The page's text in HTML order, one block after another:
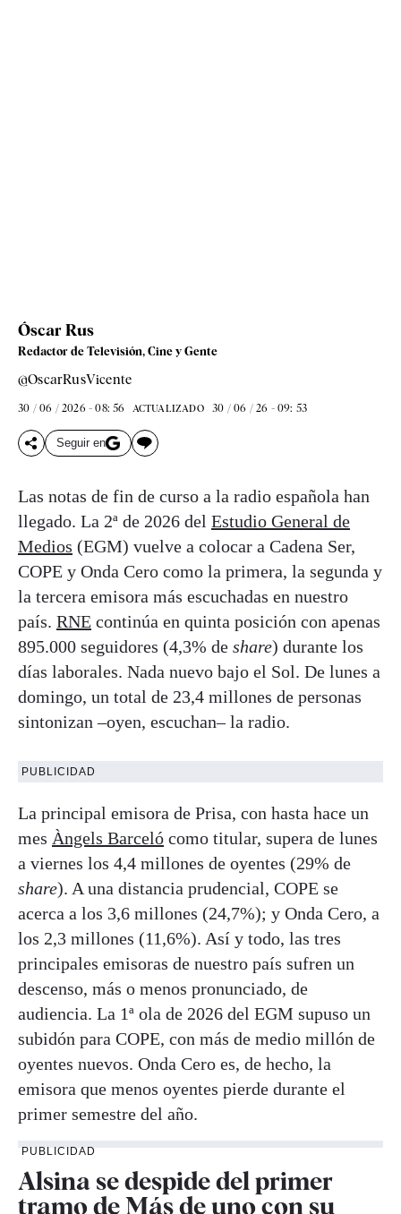
Óscar Rus
Redactor de Televisión, Cine y Gente
@OscarRusVicente
30 / 06 / 2026 - 08: 56 ACTUALIZADO 30 / 06 / 26 - 09: 53
Seguir en
Las notas de fin de curso a la radio española han
llegado. La 2ª de 2026 del Estudio General de
Medios (EGM) vuelve a colocar a Cadena Ser,
COPE y Onda Cero como la primera, la segunda y
la tercera emisora más escuchadas en nuestro
país. RNE continúa en quinta posición con apenas
895.000 seguidores (4,3% de share) durante los
días laborales. Nada nuevo bajo el Sol. De lunes a
domingo, un total de 23,4 millones de personas
sintonizan –oyen, escuchan– la radio.
PUBLICIDAD
La principal emisora de Prisa, con hasta hace un
mes Àngels Barceló como titular, supera de lunes
a viernes los 4,4 millones de oyentes (29% de
share). A una distancia prudencial, COPE se
acerca a los 3,6 millones (24,7%); y Onda Cero, a
los 2,3 millones (11,6%). Así y todo, las tres
principales emisoras de nuestro país sufren un
descenso, más o menos pronunciado, de
audiencia. La 1ª ola de 2026 del EGM supuso un
subidón para COPE, con más de medio millón de
oyentes nuevos. Onda Cero es, de hecho, la
emisora que menos oyentes pierde durante el
primer semestre del año.
PUBLICIDAD
Alsina se despide del primer
tramo de Más de uno con su